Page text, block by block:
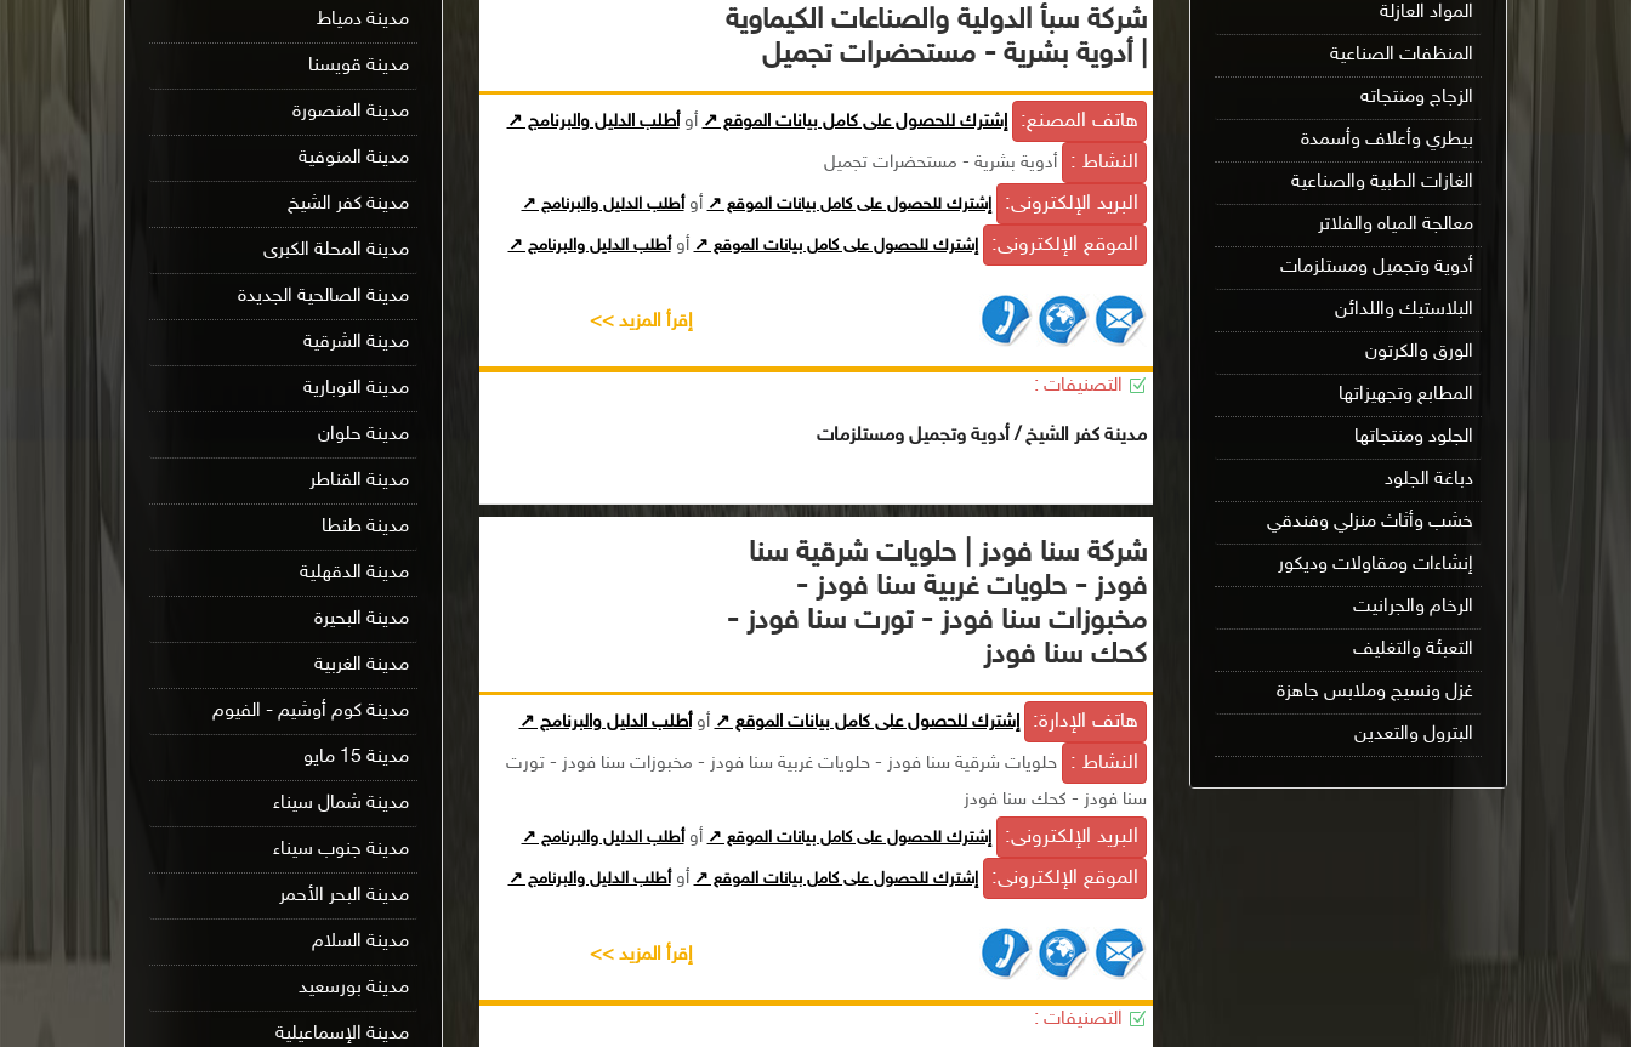
المواد العازلة
المنظفات الصناعية
الزجاج ومنتجاته
بيطري وأعلاف وأسمدة
الغازات الطبية والصناعية
معالجة المياه والفلاتر
أدوية وتجميل ومستلزمات
البلاستيك واللدائن
الورق والكرتون
المطابع وتجهيزاتها
الجلود ومنتجاتها
دباغة الجلود
خشب وأثاث منزلي وفندقي
إنشاءات ومقاولات وديكور
الرخام والجرانيت
التعبئة والتغليف
غزل ونسيج وملابس جاهزة
البترول والتعدين
شركة سبأ الدولية والصناعات الكيماوية
| أدوية بشرية - مستحضرات تجميل
هاتف المصنع: إشترك للحصول على كامل بيانات الموقع ↗ أوأطلب الدليل والبرنامج ↗
النشاط : أدوية بشرية - مستحضرات تجميل
البريد الإلكترونى: إشترك للحصول على كامل بيانات الموقع ↗ أوأطلب الدليل والبرنامج ↗
الموقع الإلكترونى: إشترك للحصول على كامل بيانات الموقع ↗ أوأطلب الدليل والبرنامج ↗
إقرأ المزيد >>
التصنيفات :
مدينة كفر الشيخ / أدوية وتجميل ومستلزمات
شركة سنا فودز | حلويات شرقية سنا
فودز - حلويات غربية سنا فودز -
مخبوزات سنا فودز - تورت سنا فودز -
كحك سنا فودز
هاتف الإدارة: إشترك للحصول على كامل بيانات الموقع ↗ أوأطلب الدليل والبرنامج ↗
النشاط :
حلويات شرقية سنا فودز - حلويات غربية سنا فودز - مخبوزات سنا فودز - تورت
سنا فودز - كحك سنا فودز
البريد الإلكترونى: إشترك للحصول على كامل بيانات الموقع ↗ أوأطلب الدليل والبرنامج ↗
الموقع الإلكترونى: إشترك للحصول على كامل بيانات الموقع ↗ أوأطلب الدليل والبرنامج ↗
إقرأ المزيد >>
التصنيفات :
مدينة دمياط
مدينة قويسنا
مدينة المنصورة
مدينة المنوفية
مدينة كفر الشيخ
مدينة المحلة الكبرى
مدينة الصالحية الجديدة
مدينة الشرقية
مدينة النوبارية
مدينة حلوان
مدينة القناطر
مدينة طنطا
مدينة الدقهلية
مدينة البحيرة
مدينة الغربية
مدينة كوم أوشيم - الفيوم
مدينة 15 مايو
مدينة شمال سيناء
مدينة جنوب سيناء
مدينة البحر الأحمر
مدينة السلام
مدينة بورسعيد
مدينة الإسماعيلية